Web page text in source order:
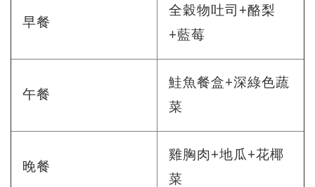
早餐
全穀物吐司+酪梨
+藍莓
午餐
鮭魚餐盒+深綠色蔬
菜
晚餐
雞胸肉+地瓜+花椰
菜